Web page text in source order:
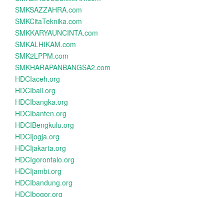
SMKSAZZAHRA.com
SMKCitaTeknika.com
SMKKARYAUNCINTA.com
SMKALHIKAM.com
SMK2LPPM.com
SMKHARAPANBANGSA2.com
HDCIaceh.org
HDCIbali.org
HDCIbangka.org
HDCIbanten.org
HDCIBengkulu.org
HDCIjogja.org
HDCIjakarta.org
HDCIgorontalo.org
HDCIjambi.org
HDCIbandung.org
HDCIbogor.org